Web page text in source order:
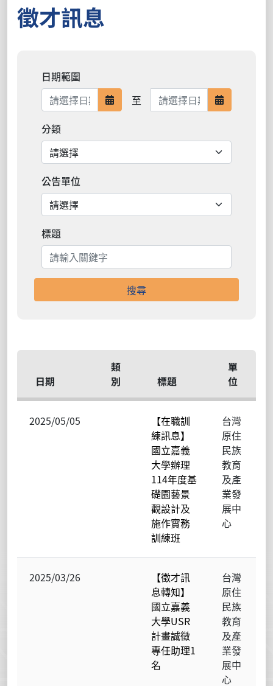
徵才訊息
日期範圍
日期範圍開始
至 日期範圍結束 日期範圍
分類
公告單位
標題
搜尋
日期
類
別
標題
單
位
2025/05/05
【在職訓
練訊息】
國立嘉義
大學辦理
114年度基
礎園藝景
觀設計及
施作實務
訓練班
台灣
原住
民族
教育
及產
業發
展中
心
2025/03/26
【徵才訊
息轉知】
國立嘉義
大學USR
計畫誠徵
專任助理1
名
台灣
原住
民族
教育
及產
業發
展中
心